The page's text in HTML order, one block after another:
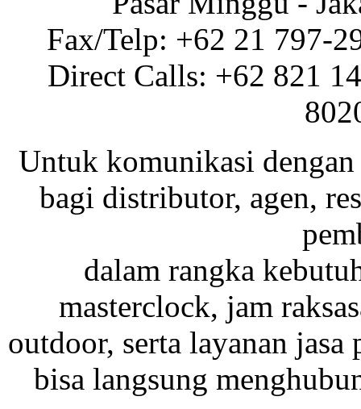
Fax/Telp: +62 21 797-
Direct Calls: +62 821
Untuk komunikasi dengan
bagi distributor, agen,
dalam rangka
masterclock, jam
outdoor, serta layanan
bisa langsung